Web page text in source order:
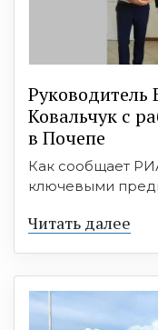
Ковальчук с
в Почепе
Как сообщает
ключевыми
Читать далее